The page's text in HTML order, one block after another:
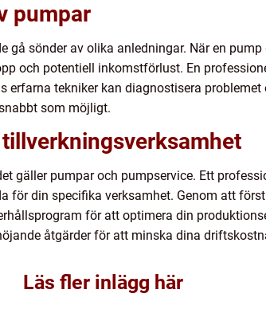
pumpar
gå sönder av olika anledningar. När en
och potentiell inkomstförlust. En
erfarna tekniker kan diagnostisera
som möjligt.
gäller pumpar och pumpservice. Ett
för din specifika verksamhet. Genom att
för att optimera din
åtgärder för att minska dina
Läs fler inlägg här